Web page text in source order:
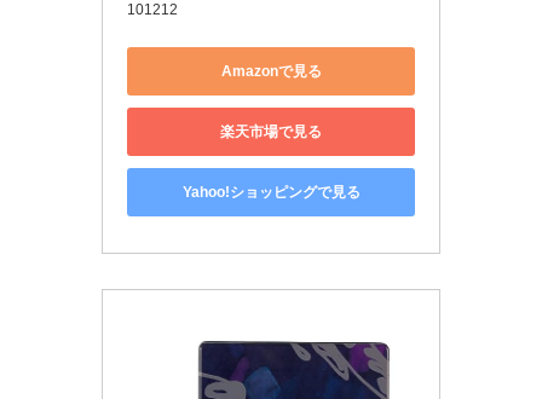
101212
Amazonで見る
楽天市場で見る
Yahoo!ショッピングで見る